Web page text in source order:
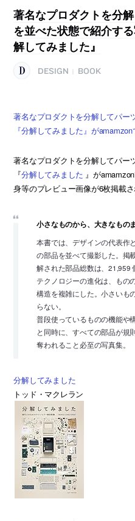
著名なプロダクトを分
を並べた状態で紹介す
解してみました』
DESIGN BOOK
著名なプロダクトを分解してパー
『分解してみました』が
著名なプロダクトを分解してパー
『分解してみました 』が
身等のプレビュー画像が6枚掲載さ
小さなものから、大きなもの
本書では、デザインの代表作
の部品を並べて撮影した。掲
解された部品総数は、21,959
テクノロジーの進化は、もの
構造を複雑にした。小さいも
らない。
普段使っているものの機能や
と同時に、すべての部品が規
奪われること必至の写真集。
分解してみました
トッド・マクレラン